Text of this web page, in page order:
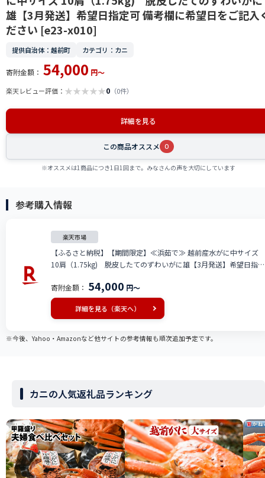
雄【3月発送】希望日指定可 備考欄に希望日をご記入
ださい [e23-x010]
提供自治体：越前町 カテゴリ：カニ
寄附金額： 54,000 円～
楽天レビュー評価： ★★★★★0 （0件）
詳細を見る
この商品オススメ 0
※オススメは1商品につき1日1回まで。みなさんの声を大切にしています
参考購入情報
楽天市場
【ふるさと納税】【期間限定】≪浜茹で≫ 越前産水がに中サイズ
10肩（1.75kg) 脱皮したてのずわいがに雄【3月発送】希望日指定
寄附金額： 54,000 円～
詳細を見る（楽天へ）
※今後、Yahoo・Amazonなど他サイトの参考情報も順次追加予定です。
カニの人気返礼品ランキング